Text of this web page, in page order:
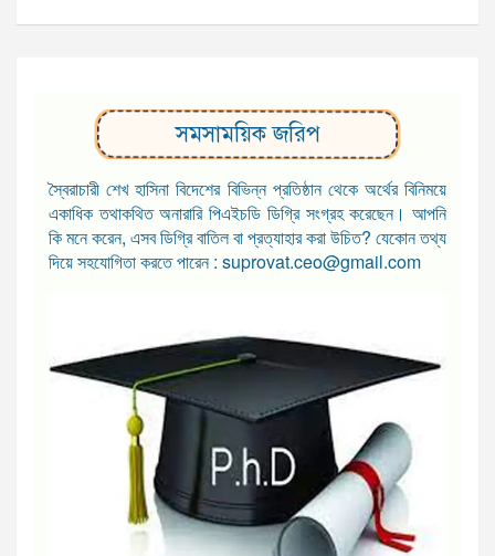
সমসাময়িক জরিপ
স্বৈরাচারী শেখ হাসিনা বিদেশের বিভিন্ন প্রতিষ্ঠান থেকে অর্থের বিনিময়ে
একাধিক তথাকথিত অনারারি পিএইচডি ডিগ্রি সংগ্রহ করেছেন। আপনি
কি মনে করেন, এসব ডিগ্রি বাতিল বা প্রত্যাহার করা উচিত? যেকোন তথ্য
দিয়ে সহযোগিতা করতে পারেন : suprovat.ceo@gmail.com